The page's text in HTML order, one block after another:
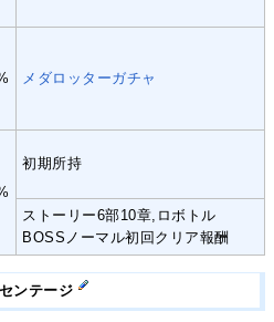
メダロッターガチャ
初期所持
ストーリー6部10章,ロボトル
BOSSノーマル初回クリア報酬
ンテージ